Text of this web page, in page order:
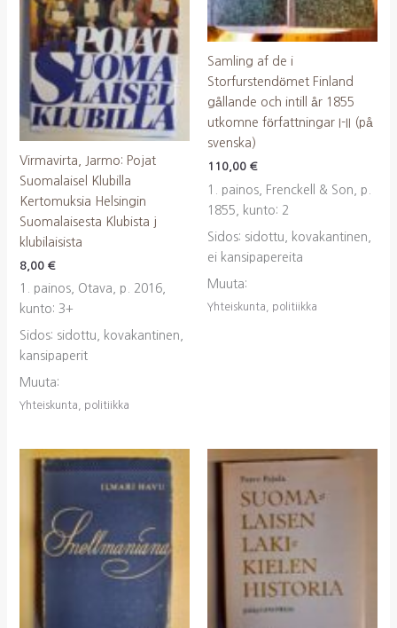
Virmavirta, Jarmo: Pojat
Suomalaisel Klubilla
Kertomuksia Helsingin
Suomalaisesta Klubista j
klubilaisista
8,00 €
1. painos, Otava, p. 2016,
kunto: 3+
Sidos: sidottu, kovakantinen,
kansipaperit
Muuta:
Yhteiskunta, politiikka
Samling af de i
Storfurstendömet Finland
gållande och intill år 1855
utkomne författningar I-II (på
svenska)
110,00 €
1. painos, Frenckell & Son, p.
1855, kunto: 2
Sidos: sidottu, kovakantinen,
ei kansipapereita
Muuta:
Yhteiskunta, politiikka